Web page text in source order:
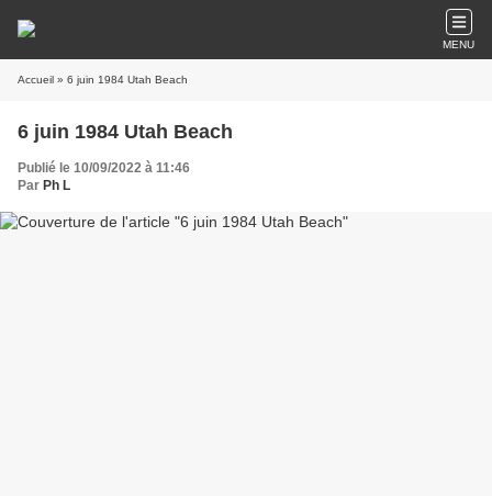
MENU
Accueil » 6 juin 1984 Utah Beach
6 juin 1984 Utah Beach
Publié le 10/09/2022 à 11:46
Par Ph L